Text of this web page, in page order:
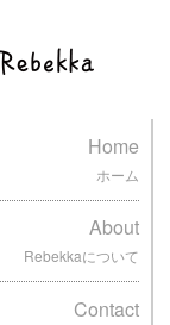
Home
ホーム
About
Rebekkaについて
Contact